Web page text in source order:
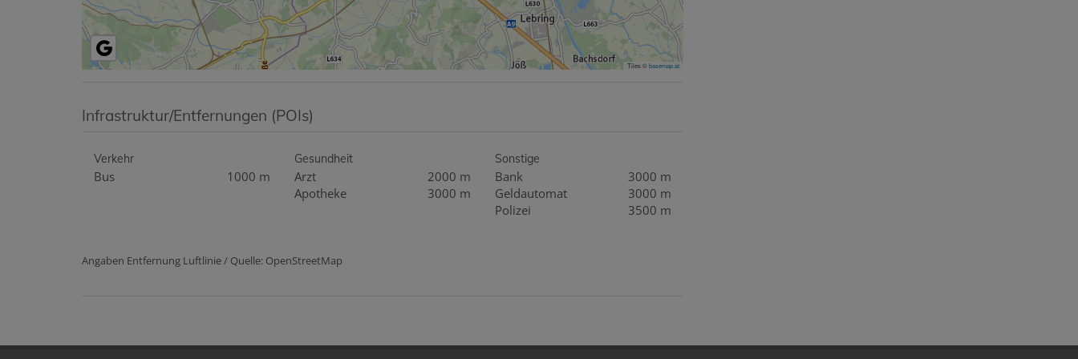
Tiles ©basemap.at
Infrastruktur/Entfernungen (POIs)
Verkehr
Bus 1000 m
Gesundheit
Arzt
2000 m
Apotheke
3000 m
Sonstige
Bank
3000 m
Geldautomat
3000 m
Polizei
3500 m
Angaben Entfernung Luftlinie / Quelle: OpenStreetMap